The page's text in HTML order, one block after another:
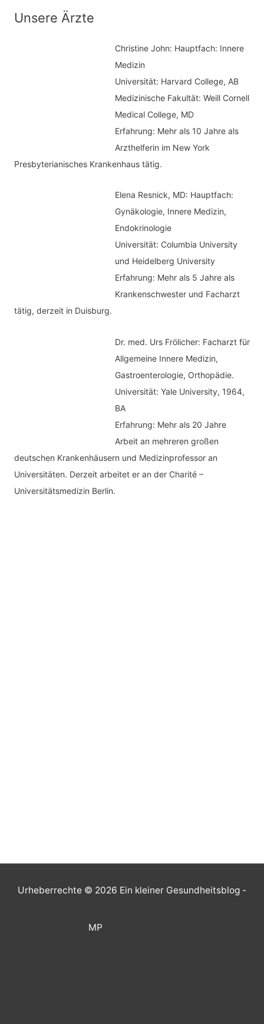
tUnsere Ärzte
Christine John: Hauptfach: Innere
Medizin
Universität: Harvard College, AB
Medizinische Fakultät: Weill Cornell
Medical College, MD
Erfahrung: Mehr als 10 Jahre als
Arzthelferin im New York
Presbyterianisches Krankenhaus tätig.
Elena Resnick, MD: Hauptfach:
Gynäkologie, Innere Medizin,
Endokrinologie
Universität: Columbia University
und Heidelberg University
Erfahrung: Mehr als 5 Jahre als
Krankenschwester und Facharzt
tätig, derzeit in Duisburg.
Dr. med. Urs Frölicher: Facharzt für
Allgemeine Innere Medizin,
Gastroenterologie, Orthopädie.
Universität: Yale University, 1964,
BA
Erfahrung: Mehr als 20 Jahre
Arbeit an mehreren großen
deutschen Krankenhäusern und Medizinprofessor an
Universitäten. Derzeit arbeitet er an der Charité –
Universitätsmedizin Berlin.
Urheberrechte © 2026 Ein kleiner Gesundheitsblog -
MP